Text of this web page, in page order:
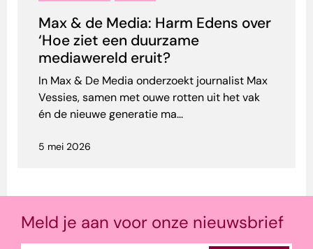
Max & de Media: Harm Edens over
‘Hoe ziet een duurzame
mediawereld eruit?
In Max & De Media onderzoekt journalist Max
Vessies, samen met ouwe rotten uit het vak
én de nieuwe generatie ma...
5 mei 2026
Meld je aan voor onze nieuwsbrief